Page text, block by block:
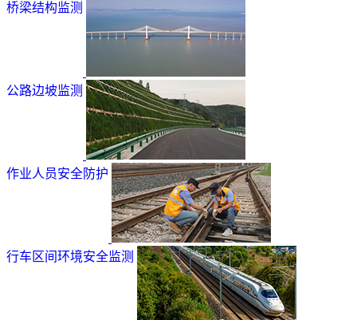
桥梁结构监测
公路边坡监测
作业人员安全防护
行车区间环境安全监测